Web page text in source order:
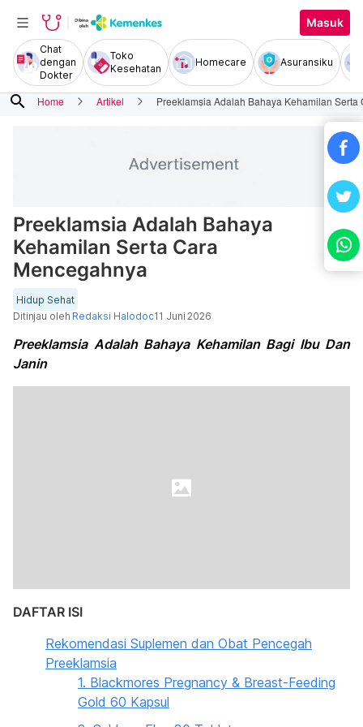
Masuk
Chat
dengan
Dokter
Toko
Kesehatan
Homecare Asuransiku
search Home Artikel Preeklamsia Adalah Bahaya Kehamilan Serta
Preeklamsia Adalah Bahaya
Kehamilan Serta Cara
Mencegahnya
Hidup Sehat
Ditinjau oleh Redaksi Halodoc11 Juni 2026
Preeklamsia Adalah Bahaya Kehamilan Bagi Ibu Dan
Janin
DAFTAR ISI
Rekomendasi Suplemen dan Obat Pencegah
Preeklamsia
1. Blackmores Pregnancy & Breast-Feeding
Gold 60 Kapsul